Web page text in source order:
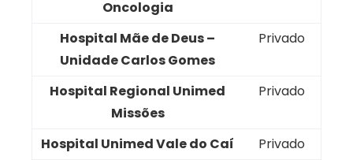
Oncologia
Hospital Mãe de Deus –
Unidade Carlos Gomes
Privado
Hospital Regional Unimed
Missões
Privado
Hospital Unimed Vale do Caí
Privado